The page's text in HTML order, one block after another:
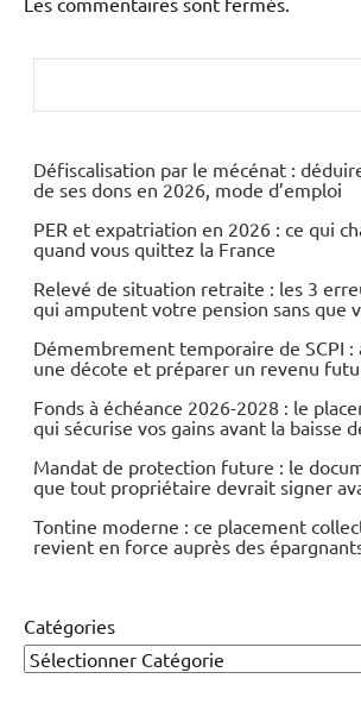
Défiscalisation par le mécénat :
de ses dons en 2026, mode d’emploi
PER et expatriation en 2026 : ce qui
quand vous quittez la France
Relevé de situation retraite : les 3
qui amputent votre pension sans que
Démembrement temporaire de SCPI :
une décote et préparer un revenu
Fonds à échéance 2026-2028 : le
qui sécurise vos gains avant la baisse
Mandat de protection future : le
que tout propriétaire devrait signer
Tontine moderne : ce placement
revient en force auprès des
Catégories